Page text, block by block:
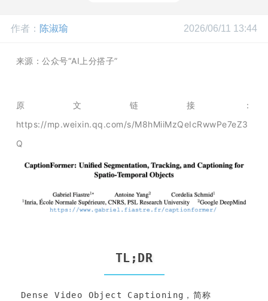
课
作者： 陈淑瑜 2026/06/11 13:44
来源：公众号“AI上分搭子”
原文链接：
https://mp.weixin.qq.com/s/M8hMiiMzQeIcRwwPe7eZ3
Q
TL;DR
Dense Video Object Captioning，简称